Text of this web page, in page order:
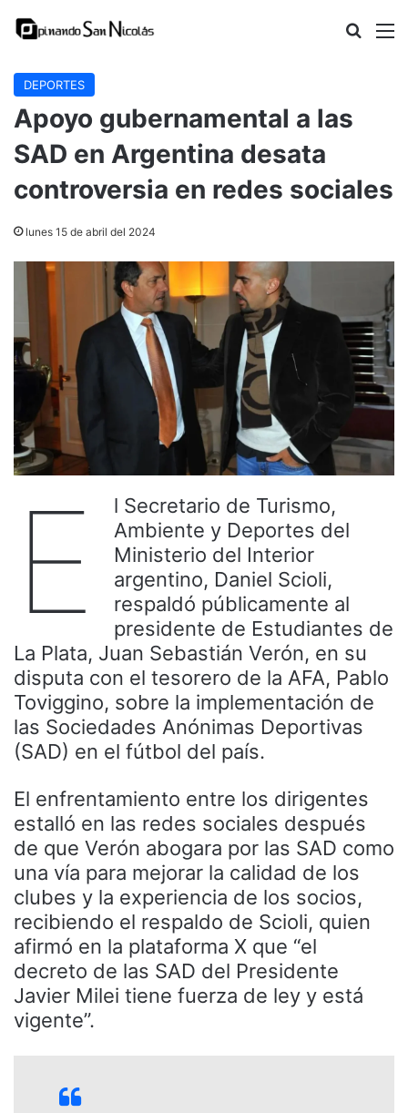
Buscar
DEPORTES
Apoyo gubernamental a las
SAD en Argentina desata
controversia en redes sociales
lunes 15 de abril del 2024
E
l Secretario de Turismo,
Ambiente y Deportes del
Ministerio del Interior
argentino, Daniel Scioli,
respaldó públicamente al
presidente de Estudiantes de
La Plata, Juan Sebastián Verón, en su
disputa con el tesorero de la AFA, Pablo
Toviggino, sobre la implementación de
las Sociedades Anónimas Deportivas
(SAD) en el fútbol del país.
El enfrentamiento entre los dirigentes
estalló en las redes sociales después
de que Verón abogara por las SAD como
una vía para mejorar la calidad de los
clubes y la experiencia de los socios,
recibiendo el respaldo de Scioli, quien
afirmó en la plataforma X que “el
decreto de las SAD del Presidente
Javier Milei tiene fuerza de ley y está
vigente”.